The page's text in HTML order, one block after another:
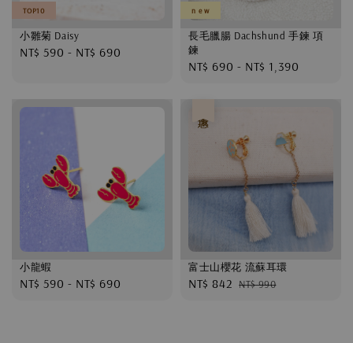
TOP10
小雛菊 Daisy
Regular
NT$ 590 - NT$ 690
n e w
長毛臘腸 Dachshund 手鍊 項
鍊
Regular
NT$ 690 - NT$ 1,390
小龍蝦
Regular
NT$ 590 - NT$ 690
富士山櫻花 流蘇耳環
Sale
NT$ 842 Regular
NT$ 990